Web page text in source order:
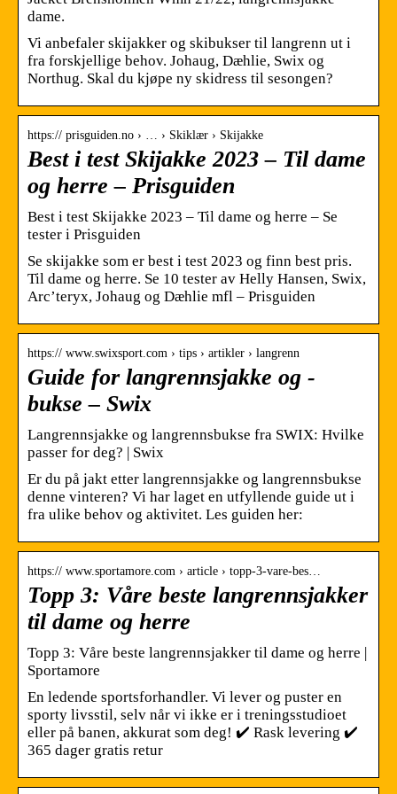
dame.
Vi anbefaler skijakker og skibukser til langrenn ut i
fra forskjellige behov. Johaug, Dæhlie, Swix og
Northug. Skal du kjøpe ny skidress til sesongen?
https:// prisguiden.no › … › Skiklær › Skijakke
Best i test Skijakke 2023 – Til dame
og herre – Prisguiden
Best i test Skijakke 2023 – Til dame og herre – Se
tester i Prisguiden
Se skijakke som er best i test 2023 og finn best pris.
Til dame og herre. Se 10 tester av Helly Hansen, Swix,
Arc’teryx, Johaug og Dæhlie mfl – Prisguiden
https:// www.swixsport.com › tips › artikler › langrenn
Guide for langrennsjakke og -
bukse – Swix
Langrennsjakke og langrennsbukse fra SWIX: Hvilke
passer for deg? | Swix
Er du på jakt etter langrennsjakke og langrennsbukse
denne vinteren? Vi har laget en utfyllende guide ut i
fra ulike behov og aktivitet. Les guiden her:
https:// www.sportamore.com › article › topp-3-vare-bes…
Topp 3: Våre beste langrennsjakker
til dame og herre
Topp 3: Våre beste langrennsjakker til dame og herre |
Sportamore
En ledende sportsforhandler. Vi lever og puster en
sporty livsstil, selv når vi ikke er i treningsstudioet
eller på banen, akkurat som deg! ✔️ Rask levering ✔️
365 dager gratis retur